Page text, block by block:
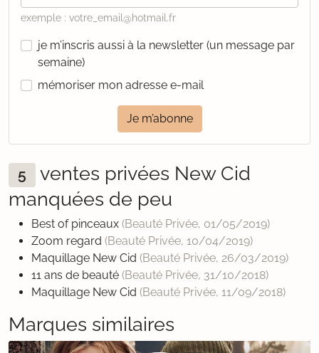
exemple : votre_email@hotmail.fr
je m’inscris aussi à la newsletter (un message par
semaine)
mémoriser mon adresse e-mail
Je m’abonne
5
ventes privées New Cid
manquées de peu
Best of pinceaux (Beauté Privée, 01/05/2019)
Zoom regard (Beauté Privée, 10/04/2019)
Maquillage New Cid (Beauté Privée, 26/03/2019)
11 ans de beauté (Beauté Privée, 31/10/2018)
Maquillage New Cid (Beauté Privée, 11/09/2018)
Marques similaires